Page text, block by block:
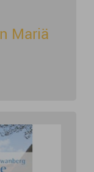
Mariä